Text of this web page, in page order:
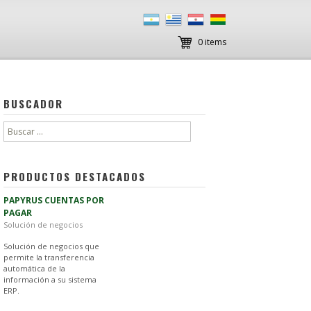
0 items
BUSCADOR
Buscar:
PRODUCTOS DESTACADOS
PAPYRUS CUENTAS POR
PAGAR
Solución de negocios
Solución de negocios que
permite la transferencia
automática de la
información a su sistema
ERP.